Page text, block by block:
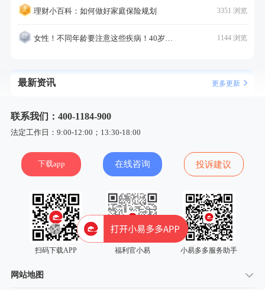
理财小百科：如何做好家庭保险规划 3351 浏览
女性！不同年龄要注意这些疾病！40岁的这个疾病最需要注意！ 1144 浏览
最新资讯 更多更新
联系我们：400-1184-900
法定工作日：9:00-12:00；13:30-18:00
下载app 在线咨询 投诉建议
扫码下载APP 福利官小易 小易多多服务助手
网站地图